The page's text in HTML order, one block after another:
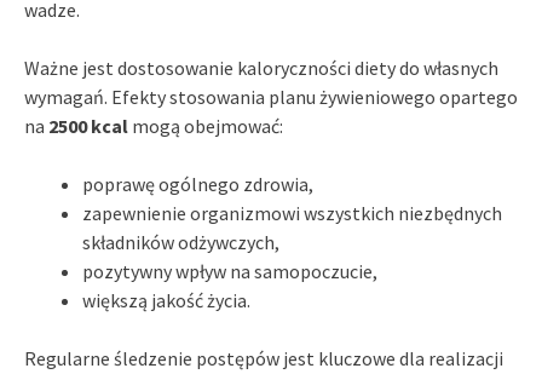
wadze.
Ważne jest dostosowanie kaloryczności diety do własnych
wymagań. Efekty stosowania planu żywieniowego opartego
na 2500 kcal mogą obejmować:
poprawę ogólnego zdrowia,
zapewnienie organizmowi wszystkich niezbędnych
składników odżywczych,
pozytywny wpływ na samopoczucie,
większą jakość życia.
Regularne śledzenie postępów jest kluczowe dla realizacji